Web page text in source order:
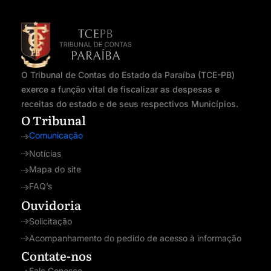
O Tribunal de Contas do Estado da Paraíba (TCE-PB)
exerce a função vital de fiscalizar as despesas e
receitas do estado e de seus respectivos Municípios.
O Tribunal
Comunicação
Notícias
Mapa do site
FAQ’s
Ouvidoria
Solicitação
Acompanhamento do pedido de acesso à informação
Contate-nos